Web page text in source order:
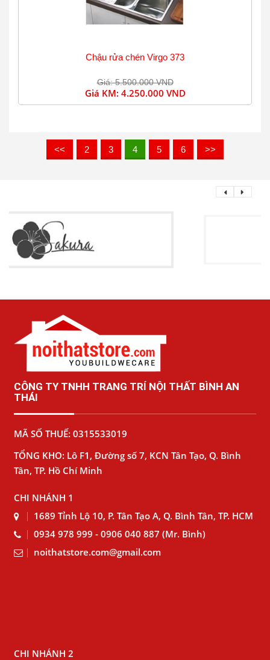
Chậu rửa chén Virgo 373
Giá: 5.500.000 VND
Giá KM: 4.250.000 VND
<< 2 3 4 5 6 >>
CÔNG TY TNHH TRANG TRÍ NỘI THẤT BÌNH AN
THÁI
MÃ SỐ THUẾ: 0315533019
TỔNG KHO: Lô F1, Đường số 7, KCN Tân Tạo, Q. Bình
Tân, TP. Hồ Chí Minh
CHI NHÁNH 1
1689 Tỉnh Lộ 10, P. Tân Tạo A, Q. Bình Tân, TP. HCM
0934 978 999 - 0906 040 887 (Mr. Bình)
noithatstore.com@gmail.com
CHI NHÁNH 2